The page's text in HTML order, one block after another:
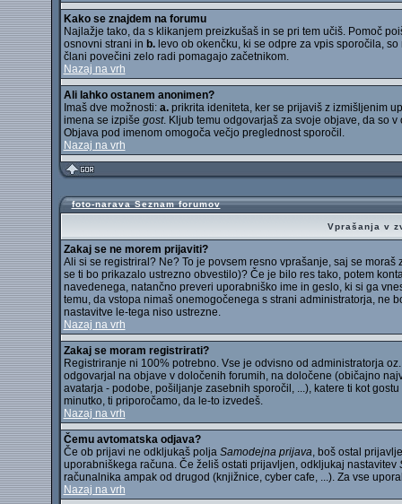
Kako se znajdem na forumu
Najlažje tako, da s klikanjem preizkušaš in se pri tem učiš. Pomoč
osnovni strani in b.levo ob okenčku, ki se odpre za vpis sporočila,
člani povečini zelo radi pomagajo začetnikom.
Nazaj na vrh
Ali lahko ostanem anonimen?
Imaš dve možnosti: a.prikrita ideniteta, ker se prijaviš z izmišljenim
imena se izpiše gost. Kljub temu odgovarjaš za svoje objave, da so
Objava pod imenom omogoča večjo preglednost sporočil.
Nazaj na vrh
foto-narava Seznam forumov
Vprašanja v
Zakaj se ne morem prijaviti?
Ali si se registriral? Ne? To je povsem resno vprašanje, saj se
se ti bo prikazalo ustrezno obvestilo)? Če je bilo res tako, potem
navedenega, natančno preveri uporabniško ime in geslo, ki si ga
temu, da vstopa nimaš onemogočenega s strani administratorja, ne
nastavitve le-tega niso ustrezne.
Nazaj na vrh
Zakaj se moram registrirati?
Registriranje ni 100% potrebno. Vse je odvisno od administratorja
odgovarjal na objave v določenih forumih, na določene (običajno
avatarja - podobe, pošiljanje zasebnih sporočil, ...), katere ti kot
minutko, ti priporočamo, da le-to izvedeš.
Nazaj na vrh
Čemu avtomatska odjava?
Če ob prijavi ne odkljukaš polja Samodejna prijava, boš ostal
uporabniškega računa. Če želiš ostati prijavljen, odkljukaj nastavitev
računalnika ampak od drugod (knjižnice, cyber cafe, ...). Za vse
Nazaj na vrh